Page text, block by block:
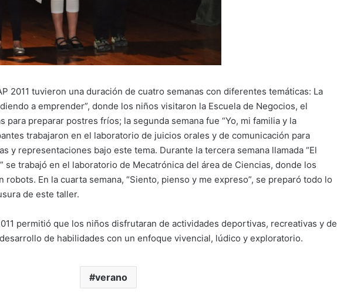
2011 tuvieron una duración de cuatro semanas con diferentes temáticas: La
a emprender”, donde los niños visitaron la Escuela de Negocios, el
para preparar postres fríos; la segunda semana fue “Yo, mi familia y la
trabajaron en el laboratorio de juicios orales y de comunicación para
y representaciones bajo este tema. Durante la tercera semana llamada “El
se trabajó en el laboratorio de Mecatrónica del área de Ciencias, donde los
robots. En la cuarta semana, “Siento, pienso y me expreso”, se preparó todo lo
de este taller.
permitió que los niños disfrutaran de actividades deportivas, recreativas y de
de habilidades con un enfoque vivencial, lúdico y exploratorio.
verano